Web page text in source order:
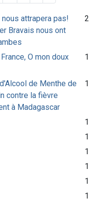
attrapera pas!
Bravais nous ont
2
O mon doux
1
de Menthe de
contre la fièvre
à Madagascar
1
1
1
1
1
1
1